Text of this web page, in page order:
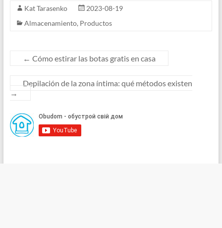
Kat Tarasenko
2023-08-19
Almacenamiento, Productos
← Cómo estirar las botas gratis en casa
Depilación de la zona íntima: qué métodos existen
→